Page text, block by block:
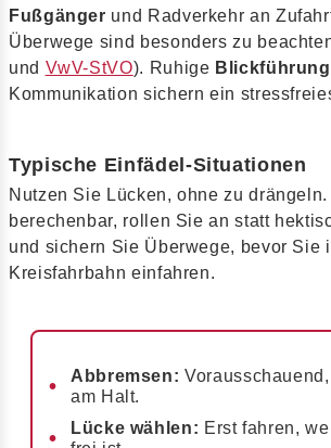
Fußgänger und Radverkehr an
Überwege sind besonders zu
und VwV-StVO). Ruhige Blickführung
Kommunikation sichern ein
Typische Einfädel-Situationen
Nutzen Sie Lücken, ohne zu
berechenbar, rollen Sie an statt
und sichern Sie Überwege, bevor Sie
Kreisfahrbahn einfahren.
Abbremsen:
am Halt.
Lücke wählen: Erst fahren,